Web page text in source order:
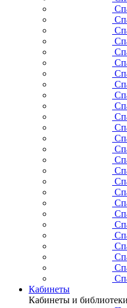
Кабинеты
Кабинеты и библиотеки